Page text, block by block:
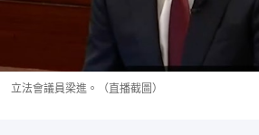
立法會議員梁進。（直播截圖）